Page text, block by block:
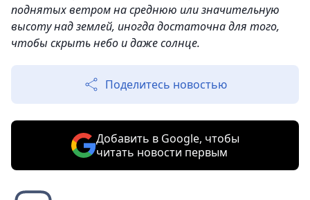
поднятых ветром на среднюю или значительную
высоту над землей, иногда достаточна для того,
чтобы скрыть небо и даже солнце.
Поделитесь новостью
Добавить в Google, чтобы
читать новости первым